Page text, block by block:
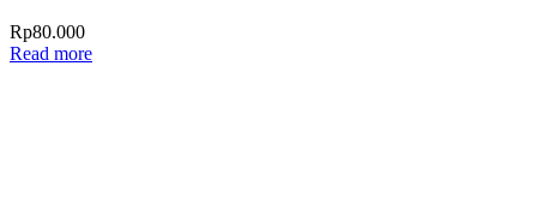
Rp80.000
Read more